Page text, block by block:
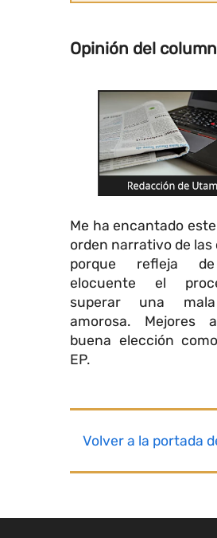
Opinión del
Me ha encantado
orden narrativo de las
porque refleja
elocuente el
superar una
amorosa. Mejores
buena elección
EP.
Volver a la portada